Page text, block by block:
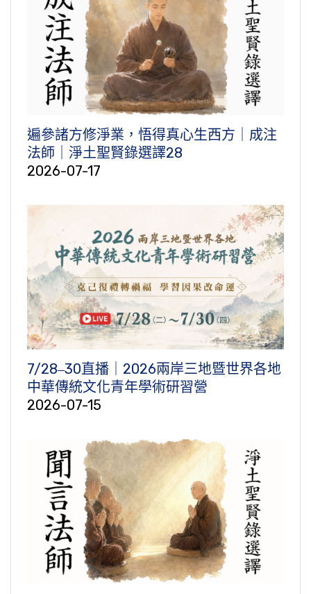
遍參諸方修淨業，悟得真心生西方｜成注
法師｜淨土聖賢錄選譯28
2026-07-17
7/28‒30直播｜2026兩岸三地暨世界各地
中華傳統文化青年學術研習營
2026-07-15